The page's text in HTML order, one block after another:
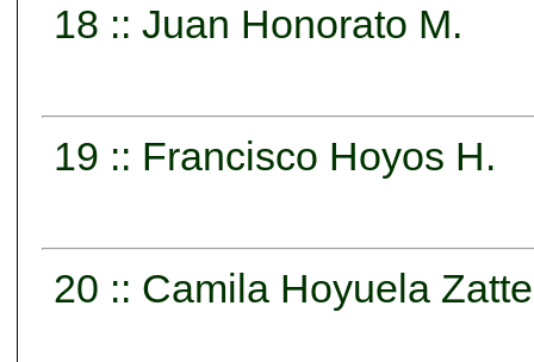
18 :: Juan Honorato M.
19 :: Francisco Hoyos H.
20 :: Camila Hoyuela